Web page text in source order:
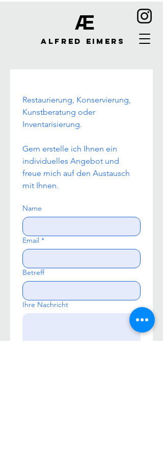
Alfred Eimers
Æ
Restaurierung, Konservierung,
Kunstberatung oder
Inventarisierung.
Gern erstelle ich Ihnen ein
individuelles Angebot und
freue mich auf den Austausch
mit Ihnen.
Name
Email *
Betreff
Ihre Nachricht